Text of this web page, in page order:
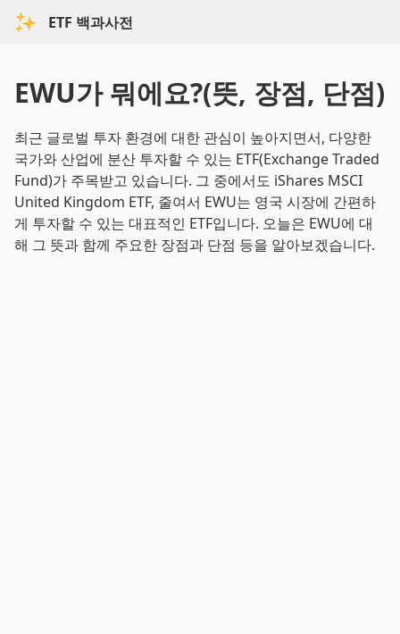
ETF 백과사전
EWU가 뭐에요?(뜻, 장점, 단점)
최근 글로벌 투자 환경에 대한 관심이 높아지면서, 다양한
국가와 산업에 분산 투자할 수 있는 ETF(Exchange Traded
Fund)가 주목받고 있습니다. 그 중에서도 iShares MSCI
United Kingdom ETF, 줄여서 EWU는 영국 시장에 간편하
게 투자할 수 있는 대표적인 ETF입니다. 오늘은 EWU에 대
해 그 뜻과 함께 주요한 장점과 단점 등을 알아보겠습니다.